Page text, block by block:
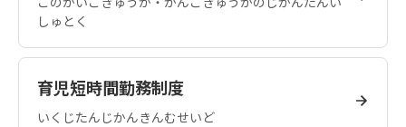
しゅとく
育児短時間勤務制度
いくじたんじかんきんむせいど